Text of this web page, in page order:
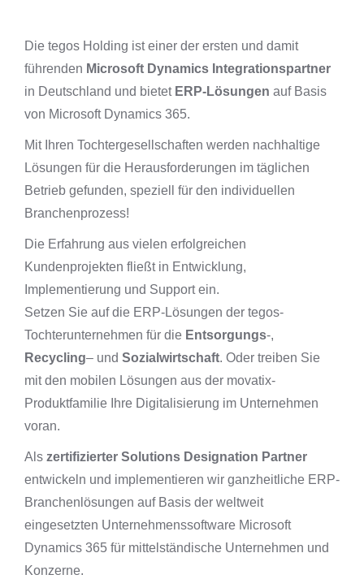
Die tegos Holding ist einer der ersten und damit
führenden Microsoft Dynamics Integrationspartner
in Deutschland und bietetERP-Lösungen auf Basis
von Microsoft Dynamics 365.
Mit Ihren Tochtergesellschaften werden nachhaltige
Lösungen für die Herausforderungen im täglichen
Betrieb gefunden, speziell für den individuellen
Branchenprozess!
Die Erfahrung aus vielen erfolgreichen
Kundenprojekten fließt in Entwicklung,
Implementierung und Support ein.
Setzen Sie auf die ERP-Lösungen der tegos-
Tochterunternehmen für die Entsorgungs-,
Recycling– und Sozialwirtschaft. Oder treiben Sie
mit den mobilen Lösungen aus der movatix-
Produktfamilie Ihre Digitalisierung im Unternehmen
voran.
Als zertifizierter Solutions Designation Partner
entwickeln und implementieren wir ganzheitliche ERP-
Branchenlösungen auf Basis der weltweit
eingesetzten Unternehmenssoftware Microsoft
Dynamics 365 für mittelständische Unternehmen und
Konzerne.